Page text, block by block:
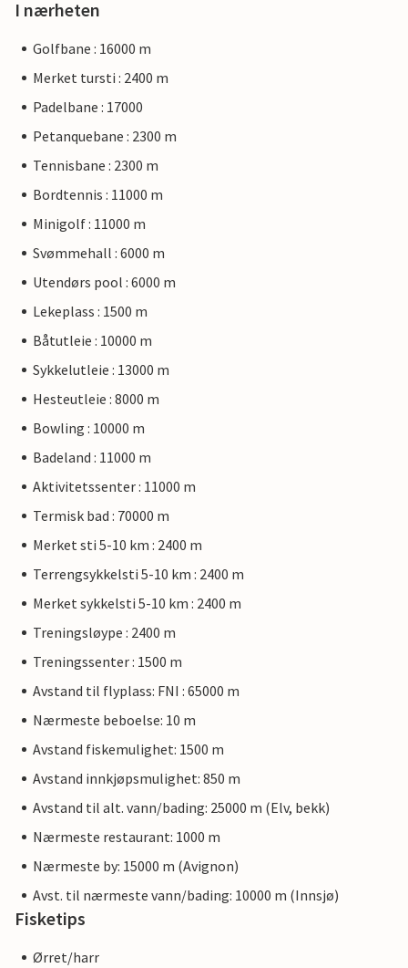
I nærheten
Golfbane : 16000 m
Merket tursti : 2400 m
Padelbane : 17000
Petanquebane : 2300 m
Tennisbane : 2300 m
Bordtennis : 11000 m
Minigolf : 11000 m
Svømmehall : 6000 m
Utendørs pool : 6000 m
Lekeplass : 1500 m
Båtutleie : 10000 m
Sykkelutleie : 13000 m
Hesteutleie : 8000 m
Bowling : 10000 m
Badeland : 11000 m
Aktivitetssenter : 11000 m
Termisk bad : 70000 m
Merket sti 5-10 km : 2400 m
Terrengsykkelsti 5-10 km : 2400 m
Merket sykkelsti 5-10 km : 2400 m
Treningsløype : 2400 m
Treningssenter : 1500 m
Avstand til flyplass: FNI : 65000 m
Nærmeste beboelse: 10 m
Avstand fiskemulighet: 1500 m
Avstand innkjøpsmulighet: 850 m
Avstand til alt. vann/bading: 25000 m (Elv, bekk)
Nærmeste restaurant: 1000 m
Nærmeste by: 15000 m (Avignon)
Avst. til nærmeste vann/bading: 10000 m (Innsjø)
Fisketips
Ørret/harr